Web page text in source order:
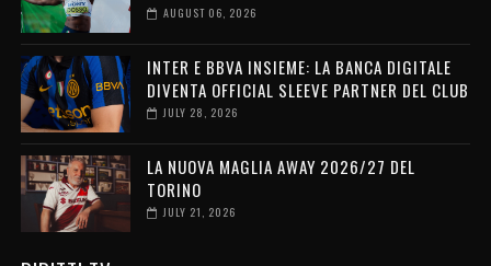
AUGUST 06, 2026
INTER E BBVA INSIEME: LA BANCA DIGITALE
DIVENTA OFFICIAL SLEEVE PARTNER DEL CLUB
JULY 28, 2026
LA NUOVA MAGLIA AWAY 2026/27 DEL
TORINO
JULY 21, 2026